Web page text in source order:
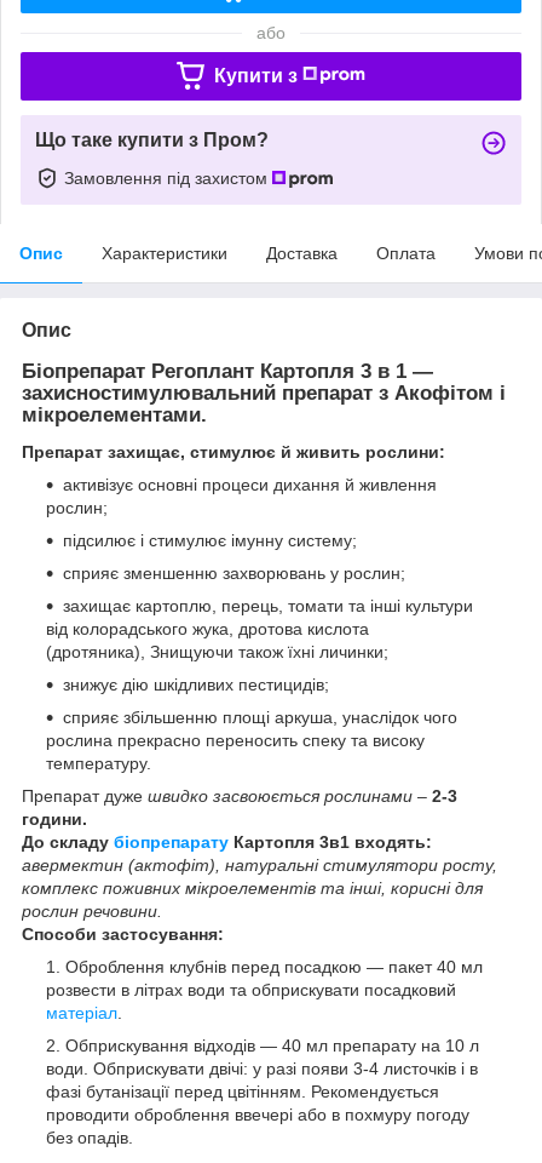
або
Купити з
Що таке купити з Пром?
Замовлення під захистом
Опис Характеристики Доставка Оплата Умови
Опис
Біопрепарат Регоплант Картопля 3 в 1 —
захисностимулювальний препарат з Акофітом і
мікроелементами.
Препарат захищає, стимулює й живить рослини:
активізує основні процеси дихання й живлення
рослин;
підсилює і стимулює імунну систему;
сприяє зменшенню захворювань у рослин;
захищає картоплю, перець, томати та інші культури
від колорадського жука, дротова кислота
(дротяника), Знищуючи також їхні личинки;
знижує дію шкідливих пестицидів;
сприяє збільшенню площі аркуша, унаслідок чого
рослина прекрасно переносить спеку та високу
температуру.
Препарат дуже швидко засвоюється рослинами – 2-3
години.
До складу біопрепарату Картопля 3в1 входять:
авермектин (актофіт), натуральні стимулятори росту,
комплекс поживних мікроелементів та інші, корисні для
рослин речовини.
Способи застосування:
Оброблення клубнів перед посадкою — пакет 40 мл
розвести в літрах води та обприскувати посадковий
матеріал
Обприскування відходів — 40 мл препарату на 10 л
води. Обприскувати двічі: у разі появи 3-4 листочків і в
фазі бутанізації перед цвітінням. Рекомендується
проводити оброблення ввечері або в похмуру погоду
без опадів.